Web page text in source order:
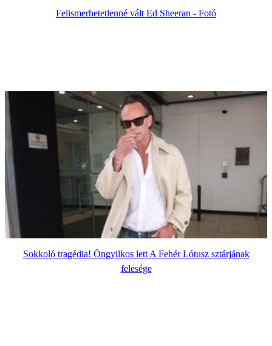
Felismerhetetlenné vált Ed Sheeran - Fotó
Sokkoló tragédia! Öngyilkos lett A Fehér Lótusz sztárjának
felesége